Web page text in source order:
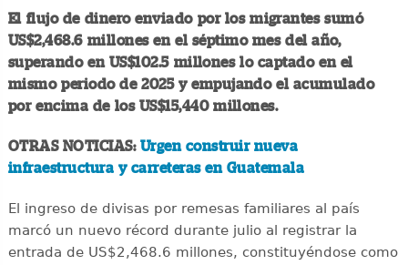
El flujo de dinero enviado por los migrantes sumó
US$2,468.6 millones en el séptimo mes del año,
superando en US$102.5 millones lo captado en el
mismo periodo de 2025 y empujando el acumulado
por encima de los US$15,440 millones.
OTRAS NOTICIAS: Urgen construir nueva
infraestructura y carreteras en Guatemala
El ingreso de divisas por remesas familiares al país
marcó un nuevo récord durante julio al registrar la
entrada de US$2,468.6 millones, constituyéndose como